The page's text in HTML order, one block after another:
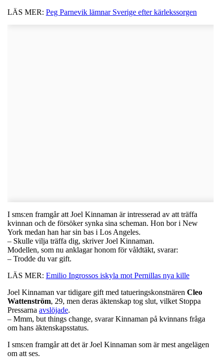
LÄS MER: Peg Parnevik lämnar Sverige efter kärlekssorgen
I sms:en framgår att Joel Kinnaman är intresserad av att träffa
kvinnan och de försöker synka sina scheman. Hon bor i New
York medan han har sin bas i Los Angeles.
– Skulle vilja träffa dig, skriver Joel Kinnaman.
Modellen, som nu anklagar honom för våldtäkt, svarar:
– Trodde du var gift.
LÄS MER: Emilio Ingrossos iskyla mot Pernillas nya kille
Joel Kinnaman var tidigare gift med tatueringskonstnären Cleo
Wattenström, 29, men deras äktenskap tog slut, vilket Stoppa
Pressarna avslöjade.
– Mmm, but things change, svarar Kinnaman på kvinnans fråga
om hans äktenskapsstatus.
I sms:en framgår att det är Joel Kinnaman som är mest angelägen
om att ses.